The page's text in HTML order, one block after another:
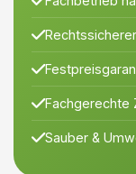
Fachgerechte
Sauber &